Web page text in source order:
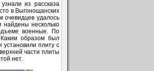
из рассказа
в Выгонощанских
удалось
несколько
военные. По
образом был
плиту с
части плиты
нет.